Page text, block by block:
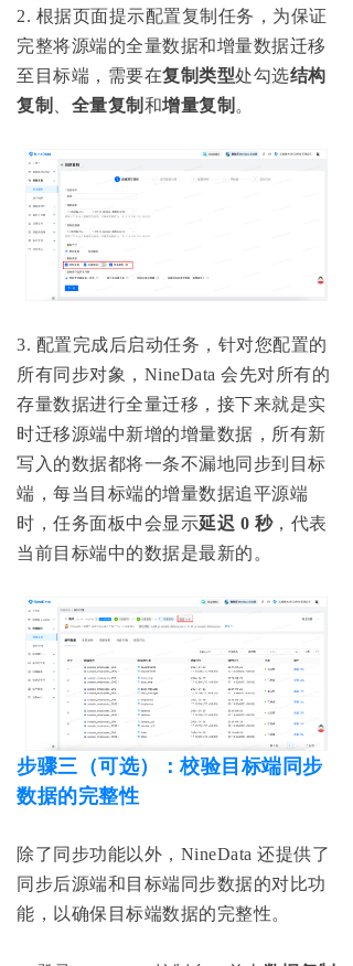
2. 根据页面提示配置复制任务，为保证
完整将源端的全量数据和增量数据迁移
至目标端，需要在复制类型处勾选结构
复制
全量复制 和增量复制 。
3. 配置完成后启动任务，针对您配置的
所有同步对象，NineData 会先对所有的
存量数据进行全量迁移，接下来就是实
时迁移源端中新增的增量数据，所有新
写入的数据都将一条不漏地同步到目标
端，每当目标端的增量数据追平源端
时，任务面板中会显示延迟 0 秒，代表
当前目标端中的数据是最新的。
步骤三（可选）：校验目标端同步
数据的完整性
除了同步功能以外，NineData 还提供了
同步后源端和目标端同步数据的对比功
能，以确保目标端数据的完整性。